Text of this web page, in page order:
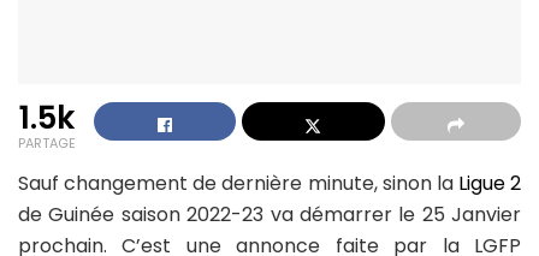
1.5k
PARTAGE
Sauf changement de dernière minute, sinon la Ligue 2
de Guinée saison 2022-23 va démarrer le 25 Janvier
prochain. C’est une annonce faite par la LGFP